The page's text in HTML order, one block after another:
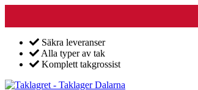
Säkra leveranser
Alla typer av tak
Komplett takgrossist